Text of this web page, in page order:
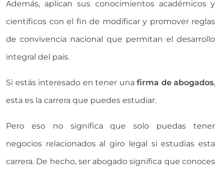
Además, aplican sus conocimientos académicos y
científicos con el fin de modificar y promover reglas
de convivencia nacional que permitan el desarrollo
integral del país.
Si estás interesado en tener una firma de abogados,
esta es la carrera que puedes estudiar.
Pero eso no significa que solo puedas tener
negocios relacionados al giro legal si estudias esta
carrera. De hecho, ser abogado significa que conoces